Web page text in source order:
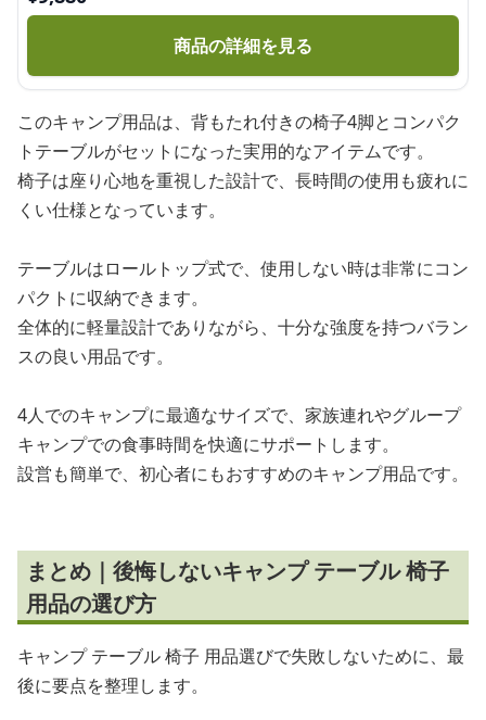
商品の詳細を見る
このキャンプ用品は、背もたれ付きの椅子4脚とコンパク
トテーブルがセットになった実用的なアイテムです。
椅子は座り心地を重視した設計で、長時間の使用も疲れに
くい仕様となっています。
テーブルはロールトップ式で、使用しない時は非常にコン
パクトに収納できます。
全体的に軽量設計でありながら、十分な強度を持つバラン
スの良い用品です。
4人でのキャンプに最適なサイズで、家族連れやグループ
キャンプでの食事時間を快適にサポートします。
設営も簡単で、初心者にもおすすめのキャンプ用品です。
まとめ｜後悔しないキャンプ テーブル 椅子
用品の選び方
キャンプ テーブル 椅子 用品選びで失敗しないために、最
後に要点を整理します。